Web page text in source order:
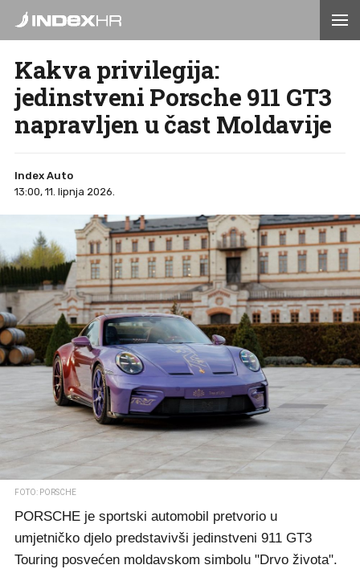
Kakva privilegija:
jedinstveni Porsche 911 GT3
napravljen u čast Moldavije
Index Auto
13:00, 11. lipnja 2026.
FOTO: PORSCHE
PORSCHE je sportski automobil pretvorio u
umjetničko djelo predstavivši jedinstveni 911 GT3
Touring posvećen moldavskom simbolu "Drvo života".